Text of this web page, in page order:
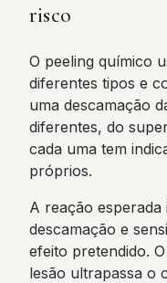
risco
O peeling químico
diferentes tipos e
uma descamação
diferentes, do
cada uma tem
próprios.
A reação
descamação e
efeito pretendido.
lesão ultrapassa o